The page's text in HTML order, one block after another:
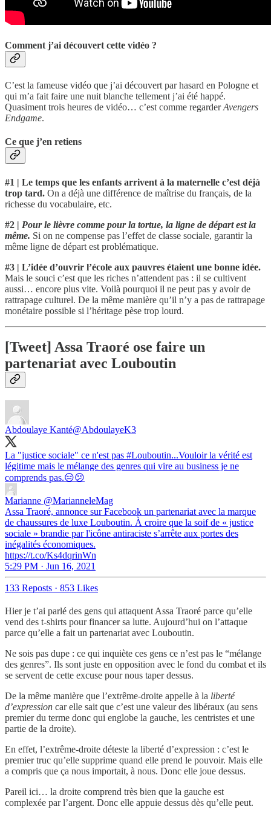
Comment j’ai découvert cette vidéo ?
C’est la fameuse vidéo que j’ai découvert par hasard en Pologne et
qui m’a fait faire une nuit blanche tellement j’ai été happé.
Quasiment trois heures de vidéo… c’est comme regarderAvengers
Endgame.
Ce que j’en retiens
#1 | Le temps que les enfants arrivent à la maternelle c’est déjà
trop tard. On a déjà une différence de maîtrise du français, de la
richesse du vocabulaire, etc.
#2 | Pour le lièvre comme pour la tortue, la ligne de départ est la
même. Si on ne compense pas l’effet de classe sociale, garantir la
même ligne de départ est problématique.
#3 | L’idée d’ouvrir l’école aux pauvres étaient une bonne idée.
Mais le souci c’est que les riches n’attendent pas : il se cultivent
aussi… encore plus vite. Voilà pourquoi il ne peut pas y avoir de
rattrapage culturel. De la même manière qu’il n’y a pas de rattrapage
monétaire possible si l’héritage pèse trop lourd.
[Tweet] Assa Traoré ose faire un
partenariat avec Louboutin
Abdoulaye Kanté@AbdoulayeK3
La "justice sociale" ce n'est pas #Louboutin...Vouloir la vérité est
légitime mais le mélange des genres qui vire au business je ne
comprends pas.😑😕
Marianne @MarianneleMag
Assa Traoré, annonce sur Facebook un partenariat avec la marque
de chaussures de luxe Louboutin. À croire que la soif de « justice
sociale » brandie par l'icône antiraciste s’arrête aux portes des
inégalités économiques.
https://t.co/Ks4dqrinWn
5:29 PM · Jun 16, 2021
133 Reposts · 853 Likes
Hier je t’ai parlé des gens qui attaquent Assa Traoré parce qu’elle
vend des t-shirts pour financer sa lutte. Aujourd’hui on l’attaque
parce qu’elle a fait un partenariat avec Louboutin.
Ne sois pas dupe : ce qui inquiète ces gens ce n’est pas le “mélange
des genres”. Ils sont juste en opposition avec le fond du combat et ils
se servent de cette excuse pour nous taper dessus.
De la même manière que l’extrême-droite appelle à la liberté
d’expression car elle sait que c’est une valeur des libéraux (au sens
premier du terme donc qui englobe la gauche, les centristes et une
partie de la droite).
En effet, l’extrême-droite déteste la liberté d’expression : c’est le
premier truc qu’elle supprime quand elle prend le pouvoir. Mais elle
a compris que ça nous importait, à nous. Donc elle joue dessus.
Pareil ici… la droite comprend très bien que la gauche est
complexée par l’argent. Donc elle appuie dessus dès qu’elle peut.